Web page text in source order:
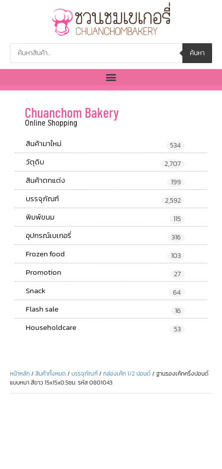
ค้นหา
Chuanchom Bakery
Online Shopping
สินค้ามาใหม่ 534
วัตุดิบ 2,707
สินค้าตกแต่ง 199
บรรจุภัณฑ์ 2,592
พิมพ์ขนม 115
อุปกรณ์เบเกอรี่ 316
Frozen food 103
Promotion 27
Snack 64
Flash sale 16
Householdcare 53
หน้าหลัก/สินค้าทั้งหมด /บรรจุภัณฑ์/กล่องเค้ก 1/2 ปอนด์/ ฐานรองเค้กครึ่งปอนด์
แบบหนา สีขาว 15x15x0.5ซม. รหัส 0801043